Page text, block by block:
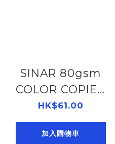
SINAR 80gsm
COLOR COPIER
PAPER A4 -
BLUE ( #180)
406637220
HK$61.00
加入購物車